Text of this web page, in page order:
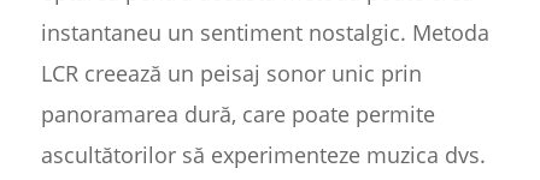
instantaneu un sentiment nostalgic. Metoda
LCR creează un peisaj sonor unic prin
panoramarea dură, care poate permite
ascultătorilor să experimenteze muzica dvs.